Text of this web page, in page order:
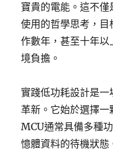
寶貴的電能。這不
使用的哲學思考，
作數年，甚至十年
境負擔。
實踐低功耗設計是
革新。它始於選擇
MCU通常具備多種
憶體資料的待機狀